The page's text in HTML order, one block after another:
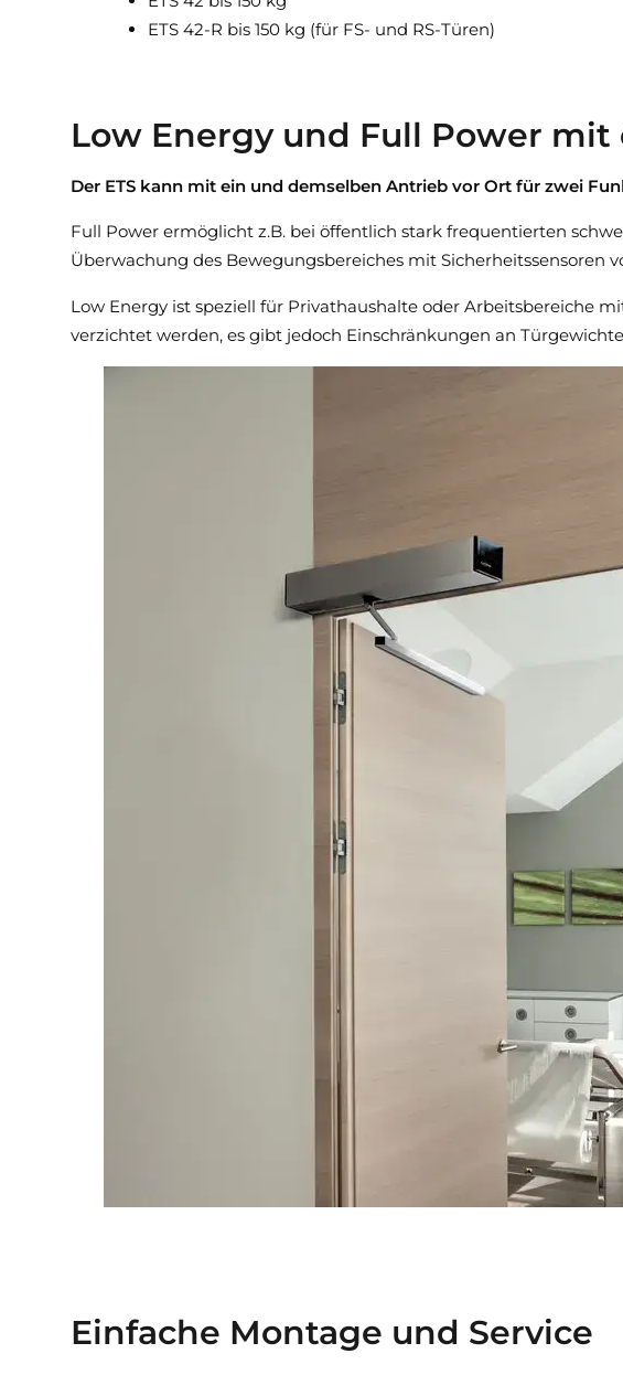
ETS 42-R bis 150 kg (für FS- und RS-Türen)
Low Energy und Full Power
Der ETS kann mit ein und demselben Antrieb vor Ort für zwei
Full Power ermöglicht z.B. bei öffentlich stark frequentierten
Überwachung des Bewegungsbereiches mit Sicherheitssensoren
Low Energy ist speziell für Privathaushalte oder Arbeitsbereiche
verzichtet werden, es gibt jedoch Einschränkungen an
Einfache Montage und Service